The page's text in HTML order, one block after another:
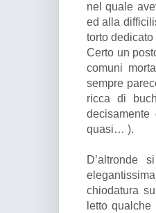
nel quale
ed alla
torto
Certo un
comuni
sempre
ricca di
quasi… ).
D’altronde
chiodatura
letto